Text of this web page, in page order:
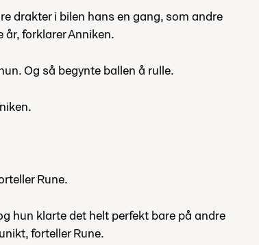
drakter i bilen hans en gang, som andre
forklarer Anniken.
Og så begynte ballen å rulle.
Rune.
hun klarte det helt perfekt bare på andre
forteller Rune.